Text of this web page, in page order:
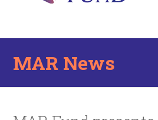
MAR News